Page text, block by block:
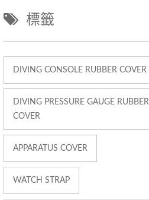
標籤
DIVING CONSOLE RUBBER COVER
DIVING PRESSURE GAUGE RUBBER
COVER
APPARATUS COVER
WATCH STRAP